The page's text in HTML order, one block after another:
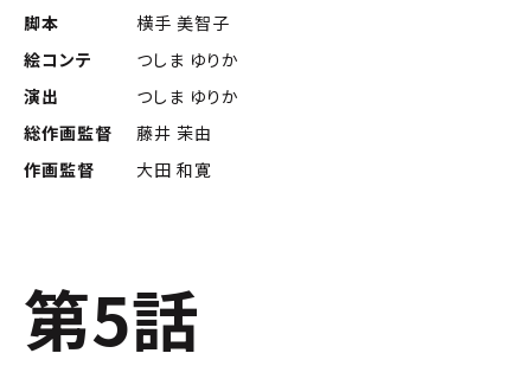
脚本
横手 美智子
絵コンテ
つしま ゆりか
演出
つしま ゆりか
総作画監督
藤井 茉由
作画監督
大田 和寛
第5話